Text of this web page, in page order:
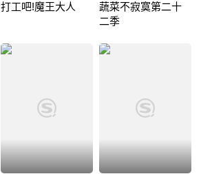
打工吧!魔王大人
蔬菜不寂寞第二十
二季